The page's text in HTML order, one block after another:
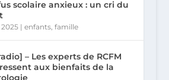
scolaire anxieux : un cri du
| enfants, famille
– Les experts de RCFM
aux bienfaits de la